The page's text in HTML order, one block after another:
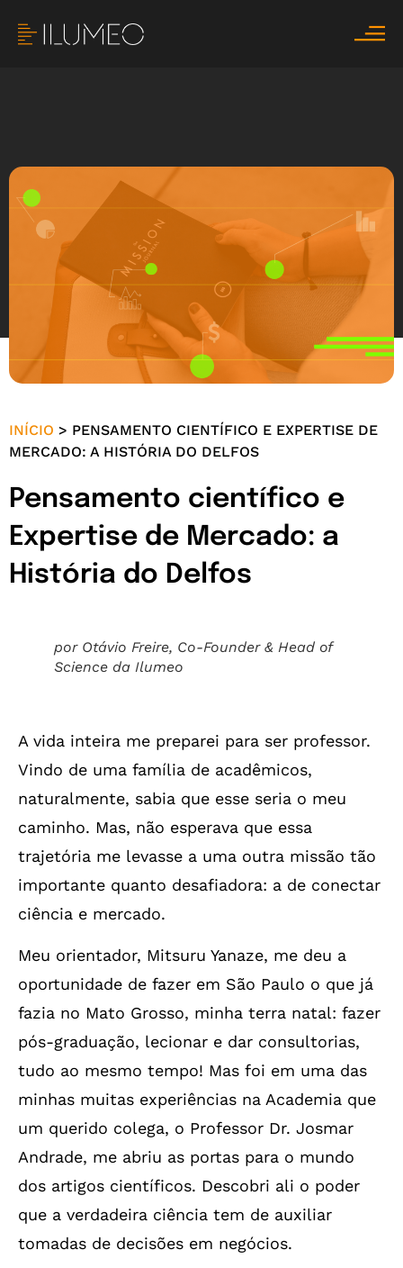
INÍCIO > PENSAMENTO CIENTÍFICO E EXPERTISE DE
MERCADO: A HISTÓRIA DO DELFOS
Pensamento científico e
Expertise de Mercado: a
História do Delfos
por Otávio Freire, Co-Founder & Head of
Science da Ilumeo
A vida inteira me preparei para ser professor.
Vindo de uma família de acadêmicos,
naturalmente, sabia que esse seria o meu
caminho. Mas, não esperava que essa
trajetória me levasse a uma outra missão tão
importante quanto desafiadora: a de conectar
ciência e mercado.
Meu orientador, Mitsuru Yanaze, me deu a
oportunidade de fazer em São Paulo o que já
fazia no Mato Grosso, minha terra natal: fazer
pós-graduação, lecionar e dar consultorias,
tudo ao mesmo tempo! Mas foi em uma das
minhas muitas experiências na Academia que
um querido colega, o Professor Dr. Josmar
Andrade, me abriu as portas para o mundo
dos artigos científicos. Descobri ali o poder
que a verdadeira ciência tem de auxiliar
tomadas de decisões em negócios.